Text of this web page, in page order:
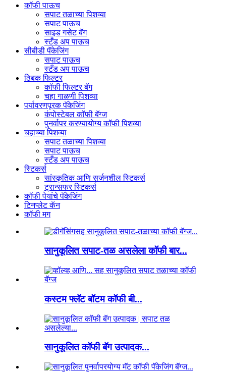
कॉफी पाऊच
सपाट तळाच्या पिशव्या
सपाट पाऊच
साइड गसेट बॅग
स्टँड अप पाऊच
सीबीडी पॅकेजिंग
सपाट पाऊच
स्टँड अप पाऊच
ठिबक फिल्टर
कॉफी फिल्टर बॅग
चहा गाळणी पिशव्या
पर्यावरणपूरक पॅकेजिंग
कंपोस्टेबल कॉफी बॅग्ज
पुनर्वापर करण्यायोग्य कॉफी पिशव्या
चहाच्या पिशव्या
सपाट तळाच्या पिशव्या
सपाट पाऊच
स्टँड अप पाऊच
स्टिकर्स
सांस्कृतिक आणि सर्जनशील स्टिकर्स
ट्रान्सफर स्टिकर्स
कॉफी पेयांचे पॅकेजिंग
टिनप्लेट कॅन
कॉफी मग
सानुकूलित सपाट-तळ असलेला कॉफी बार...
कस्टम फ्लॅट बॉटम कॉफी बी...
सानुकूलित कॉफी बॅग उत्पादक...